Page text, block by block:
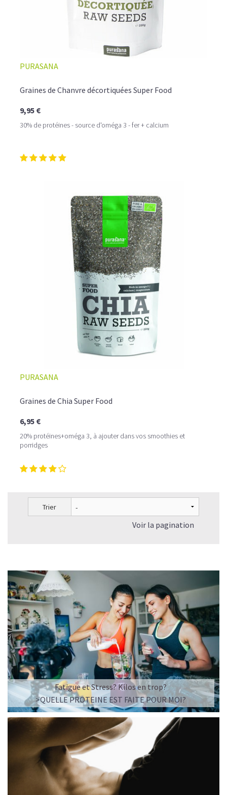
PURASANA
Graines de Chanvre décortiquées Super Food
9,95 €
30% de protéines - source d'oméga 3 - fer + calcium
PURASANA
Graines de Chia Super Food
6,95 €
20% protéines+oméga 3, à ajouter dans vos smoothies et
porridges
Trier
Voir la pagination
Fatigue et Stress? Kilos en trop?
>QUELLE PROTEINE EST FAITE POUR MOI?